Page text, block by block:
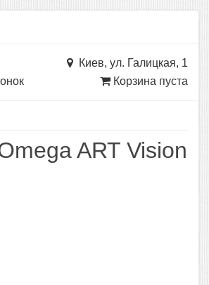
Киев, ул. Галицкая, 1
Корзина пуста
ART Vision